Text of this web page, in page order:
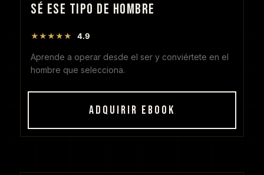
SÉ ESE TIPO DE HOMBRE
★★★★★ 4.9
Aprende a operar desde el ser y conviértete en el
hombre que selecciona.
ADQUIRIR EBOOK